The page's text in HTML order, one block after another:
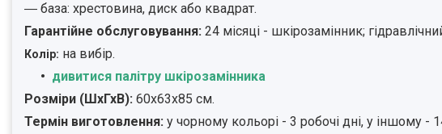
― база: хрестовина, диск або квадрат.
Гарантійне обслуговування: 24 місяці - шкірозамінник;
Колір: на вибір.
дивитися палітру шкірозамінника
Розміри (ШхГхВ): 60х63х85 cм.
Термін виготовлення: у чорному кольорі - 3 робочі дні, у іншому -